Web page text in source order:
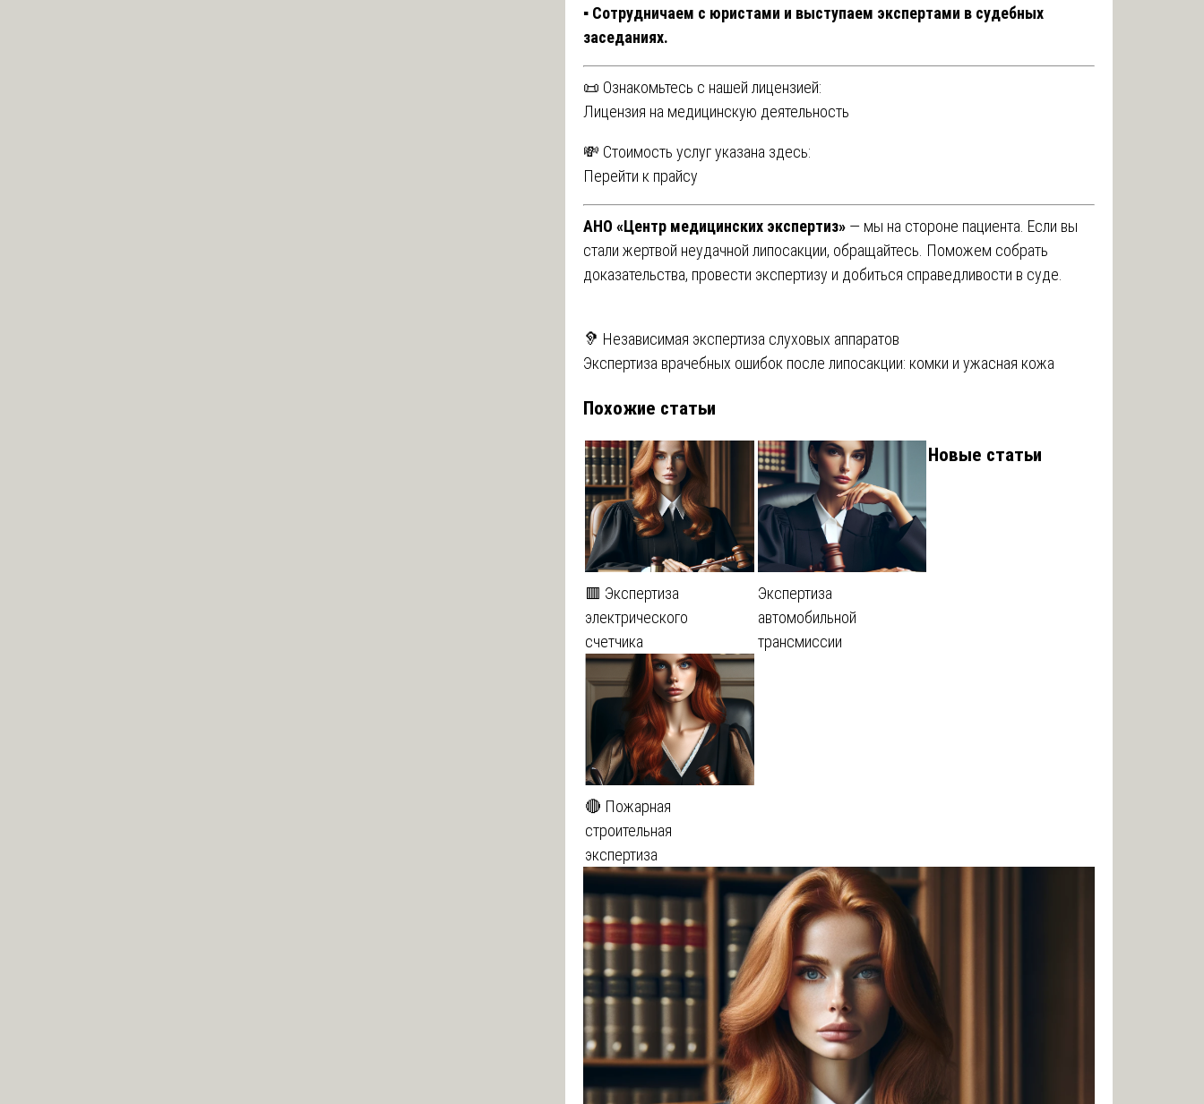
▪️ Сотрудничаем с юристами и выступаем экспертами в судебных
заседаниях.
📜 Ознакомьтесь с нашей лицензией:
Лицензия на медицинскую деятельность
💸 Стоимость услуг указана здесь:
Перейти к прайсу
АНО «Центр медицинских экспертиз» — мы на стороне пациента. Если вы
стали жертвой неудачной липосакции, обращайтесь. Поможем собрать
доказательства, провести экспертизу и добиться справедливости в суде.
Навигация
записям
🦻 Независимая экспертиза слуховых аппаратов
Экспертиза врачебных ошибок после липосакции: комки и ужасная кожа
Похожие статьи
🟥 Экспертиза
электрического
счетчика
Экспертиза
автомобильной
трансмиссии
🔴 Пожарная
строительная
экспертиза
Новые статьи